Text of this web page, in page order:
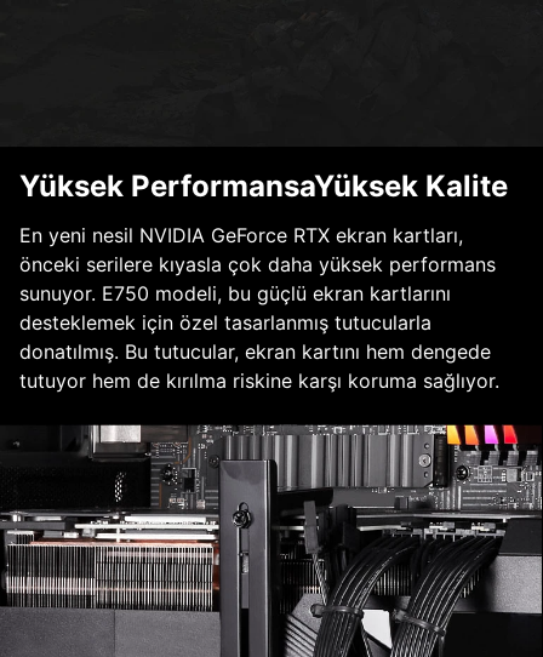
Yüksek PerformansaYüksek Kalite
En yeni nesil NVIDIA GeForce RTX ekran kartları,
önceki serilere kıyasla çok daha yüksek performans
sunuyor. E750 modeli, bu güçlü ekran kartlarını
desteklemek için özel tasarlanmış tutucularla
donatılmış. Bu tutucular, ekran kartını hem dengede
tutuyor hem de kırılma riskine karşı koruma sağlıyor.